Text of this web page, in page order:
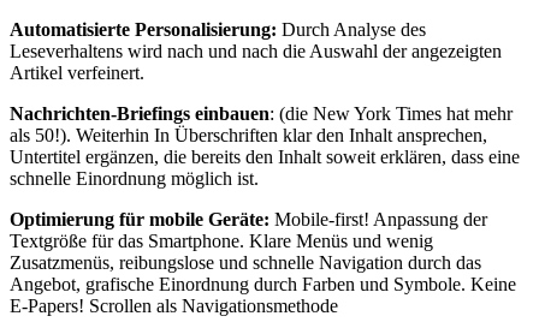
Automatisierte Personalisierung: Durch Analyse des
Leseverhaltens wird nach und nach die Auswahl der angezeigten
Artikel verfeinert.
Nachrichten-Briefings einbauen: (die New York Times hat mehr
als 50!). Weiterhin In Überschriften klar den Inhalt ansprechen,
Untertitel ergänzen, die bereits den Inhalt soweit erklären, dass eine
schnelle Einordnung möglich ist.
Optimierung für mobile Geräte: Mobile-first! Anpassung der
Textgröße für das Smartphone. Klare Menüs und wenig
Zusatzmenüs, reibungslose und schnelle Navigation durch das
Angebot, grafische Einordnung durch Farben und Symbole. Keine
E-Papers! Scrollen als Navigationsmethode